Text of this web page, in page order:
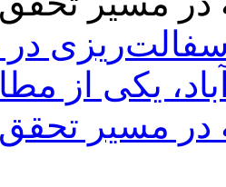
در
یکی از
در مسیر